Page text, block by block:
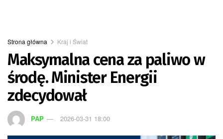
Strona główna Kraj i Świat
Maksymalna cena za paliwo w
środę. Minister Energii
zdecydował
PAP 2026-03-31 18:00